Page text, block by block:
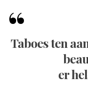
Taboes ten
er